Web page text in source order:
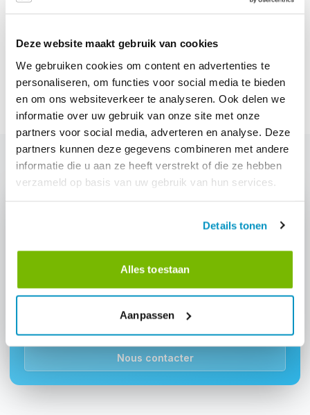
Deze website maakt gebruik van cookies
We gebruiken cookies om content en advertenties te
personaliseren, om functies voor social media te bieden
en om ons websiteverkeer te analyseren. Ook delen we
informatie over uw gebruik van onze site met onze
partners voor social media, adverteren en analyse. Deze
partners kunnen deze gegevens combineren met andere
informatie die u aan ze heeft verstrekt of die ze hebben
verzameld op basis van uw gebruik van hun services.
Details tonen
Alles toestaan
Aanpassen
Intéressé par: "Upravljanje kakovosti"?
peut aider votre entreprise de nettoyage.
Nous contacter